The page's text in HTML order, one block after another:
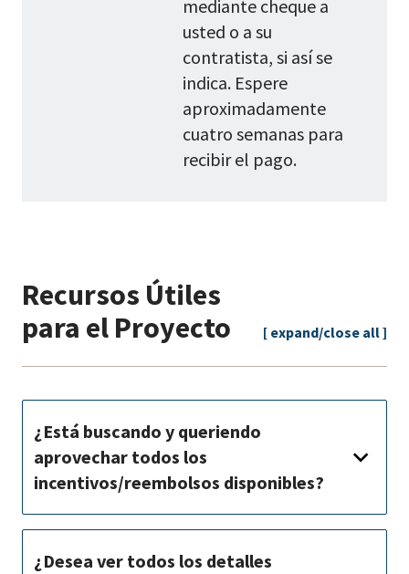
mediante cheque a
usted o a su
contratista, si así se
indica. Espere
aproximadamente
cuatro semanas para
recibir el pago.
Recursos Útiles
para el Proyecto
[ expand/close all ]
¿Está buscando y queriendo
aprovechar todos los
incentivos/reembolsos disponibles?
¿Desea ver todos los detalles